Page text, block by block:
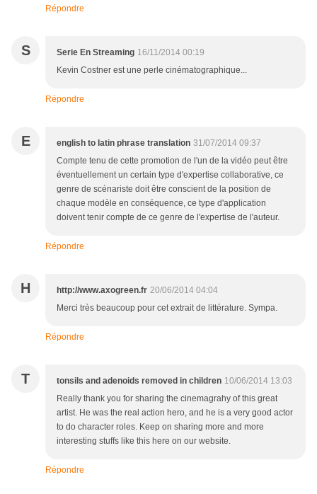
Répondre
S Serie En Streaming 16/11/2014 00:19
Kevin Costner est une perle cinématographique...
Répondre
E english to latin phrase translation 31/07/2014 09:37
Compte tenu de cette promotion de l'un de la vidéo peut être
éventuellement un certain type d'expertise collaborative, ce
genre de scénariste doit être conscient de la position de
chaque modèle en conséquence, ce type d'application
doivent tenir compte de ce genre de l'expertise de l'auteur.
Répondre
H http://www.axogreen.fr 20/06/2014 04:04
Merci très beaucoup pour cet extrait de littérature. Sympa.
Répondre
T tonsils and adenoids removed in children 10/06/2014 13:03
Really thank you for sharing the cinemagrahy of this great
artist. He was the real action hero, and he is a very good actor
to do character roles. Keep on sharing more and more
interesting stuffs like this here on our website.
Répondre